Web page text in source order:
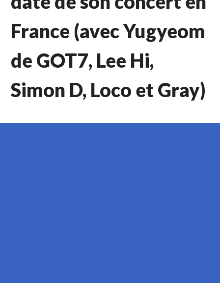
France (avec Yugyeom
de GOT7, Lee Hi,
Simon D, Loco et Gray)